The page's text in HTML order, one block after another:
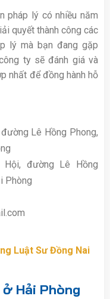
pháp lý có nhiều năm
quyết thành công các
lý mà bạn đang gặp
ty sẽ đánh giá và
nhất để đồng hành hỗ
Lê Hồng Phong,
Hội, đường Lê Hồng
Phòng
Luật Sư Đồng Nai
Hải Phòng